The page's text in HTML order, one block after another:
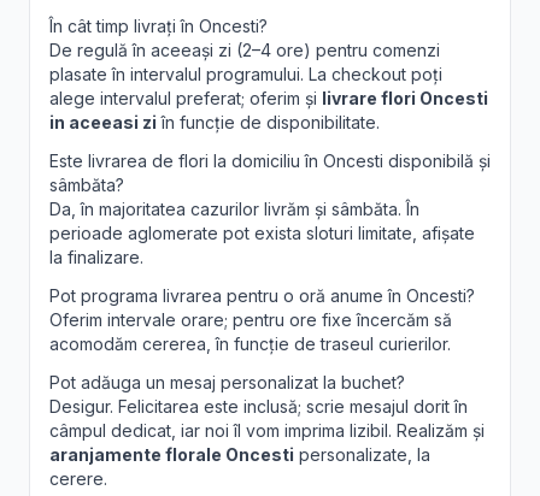
În cât timp livrați în Oncesti?
De regulă în aceeași zi (2–4 ore) pentru comenzi
plasate în intervalul programului. La checkout poți
alege intervalul preferat; oferim și livrare flori Oncesti
in aceeasi zi în funcție de disponibilitate.
Este livrarea de flori la domiciliu în Oncesti disponibilă și
sâmbăta?
Da, în majoritatea cazurilor livrăm și sâmbăta. În
perioade aglomerate pot exista sloturi limitate, afișate
la finalizare.
Pot programa livrarea pentru o oră anume în Oncesti?
Oferim intervale orare; pentru ore fixe încercăm să
acomodăm cererea, în funcție de traseul curierilor.
Pot adăuga un mesaj personalizat la buchet?
Desigur. Felicitarea este inclusă; scrie mesajul dorit în
câmpul dedicat, iar noi îl vom imprima lizibil. Realizăm și
aranjamente florale Oncesti personalizate, la
cerere.